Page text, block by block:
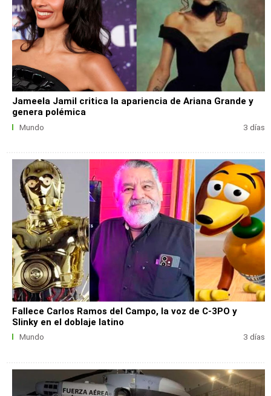
Jameela Jamil critica la apariencia de Ariana Grande y
genera polémica
Mundo 3 días
Fallece Carlos Ramos del Campo, la voz de C-3PO y
Slinky en el doblaje latino
Mundo 3 días